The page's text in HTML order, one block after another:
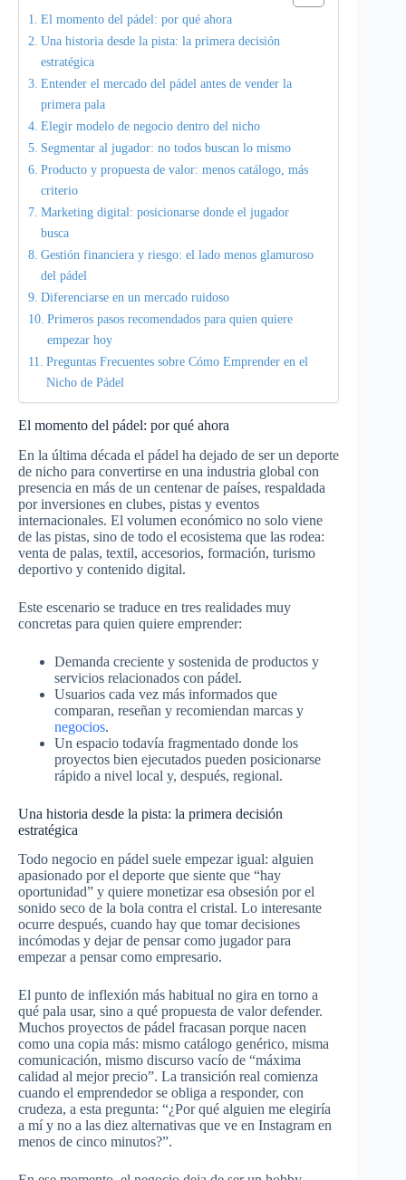
El momento del pádel: por qué ahora
Una historia desde la pista: la primera decisión
estratégica
Entender el mercado del pádel antes de vender la
primera pala
Elegir modelo de negocio dentro del nicho
Segmentar al jugador: no todos buscan lo mismo
Producto y propuesta de valor: menos catálogo, más
criterio
Marketing digital: posicionarse donde el jugador
busca
Gestión financiera y riesgo: el lado menos glamuroso
del pádel
Diferenciarse en un mercado ruidoso
Primeros pasos recomendados para quien quiere
empezar hoy
Preguntas Frecuentes sobre Cómo Emprender en el
Nicho de Pádel
El momento del pádel: por qué ahora
En la última década el pádel ha dejado de ser un deporte
de nicho para convertirse en una industria global con
presencia en más de un centenar de países, respaldada
por inversiones en clubes, pistas y eventos
internacionales. El volumen económico no solo viene
de las pistas, sino de todo el ecosistema que las rodea:
venta de palas, textil, accesorios, formación, turismo
deportivo y contenido digital.​
Este escenario se traduce en tres realidades muy
concretas para quien quiere emprender:
Demanda creciente y sostenida de productos y
servicios relacionados con pádel.​
Usuarios cada vez más informados que
comparan, reseñan y recomiendan marcas y
negocios.​
Un espacio todavía fragmentado donde los
proyectos bien ejecutados pueden posicionarse
rápido a nivel local y, después, regional.​
Una historia desde la pista: la primera decisión
estratégica
Todo negocio en pádel suele empezar igual: alguien
apasionado por el deporte que siente que “hay
oportunidad” y quiere monetizar esa obsesión por el
sonido seco de la bola contra el cristal. Lo interesante
ocurre después, cuando hay que tomar decisiones
incómodas y dejar de pensar como jugador para
empezar a pensar como empresario.​
El punto de inflexión más habitual no gira en torno a
qué pala usar, sino a qué propuesta de valor defender.
Muchos proyectos de pádel fracasan porque nacen
como una copia más: mismo catálogo genérico, misma
comunicación, mismo discurso vacío de “máxima
calidad al mejor precio”. La transición real comienza
cuando el emprendedor se obliga a responder, con
crudeza, a esta pregunta: “¿Por qué alguien me elegiría
a mí y no a las diez alternativas que ve en Instagram en
menos de cinco minutos?”.​